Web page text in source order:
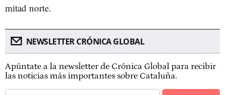
mitad norte.
NEWSLETTER CRÓNICA GLOBAL
Apúntate a la newsletter de Crónica Global para recibir
las noticias más importantes sobre Cataluña.